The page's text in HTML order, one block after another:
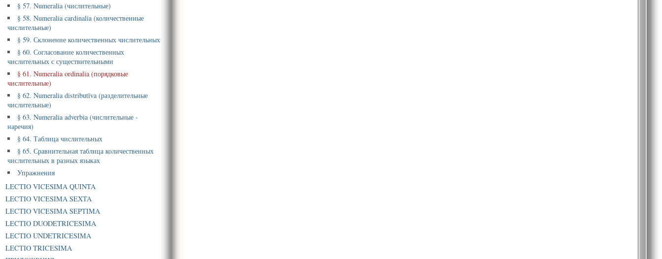
§ 57. Numeralia (числительные)
§ 58. Numeralia cardinalia (количественные
числительные)
§ 59. Склонение количественных числительных
§ 60. Согласование количественных
числительных с существительными
§ 61. Numeralia ordinalia (порядковые
числительные)
§ 62. Numeralia distributīva (разделительные
числительные)
§ 63. Numeralia adverbia (числительные -
наречия)
§ 64. Таблица числительных
§ 65. Сравнительная таблица количественных
числительных в разных языках
Упражнения
LECTIO VICESIMA QUINTA
LECTIO VICESIMA SEXTA
LECTIO VICESIMA SEPTIMA
LECTIO DUODETRICESIMA
LECTIO UNDETRICESIMA
LECTIO TRICESIMA